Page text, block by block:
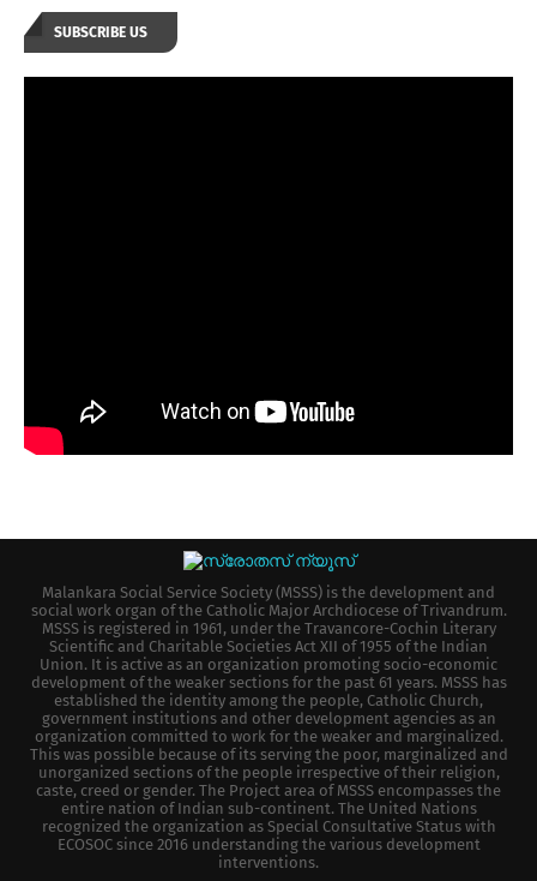
SUBSCRIBE US
Malankara Social Service Society (MSSS) is the development and
social work organ of the Catholic Major Archdiocese of Trivandrum.
MSSS is registered in 1961, under the Travancore-Cochin Literary
Scientific and Charitable Societies Act XII of 1955 of the Indian
Union. It is active as an organization promoting socio-economic
development of the weaker sections for the past 61 years. MSSS has
established the identity among the people, Catholic Church,
government institutions and other development agencies as an
organization committed to work for the weaker and marginalized.
This was possible because of its serving the poor, marginalized and
unorganized sections of the people irrespective of their religion,
caste, creed or gender. The Project area of MSSS encompasses the
entire nation of Indian sub-continent. The United Nations
recognized the organization as Special Consultative Status with
ECOSOC since 2016 understanding the various development
interventions.